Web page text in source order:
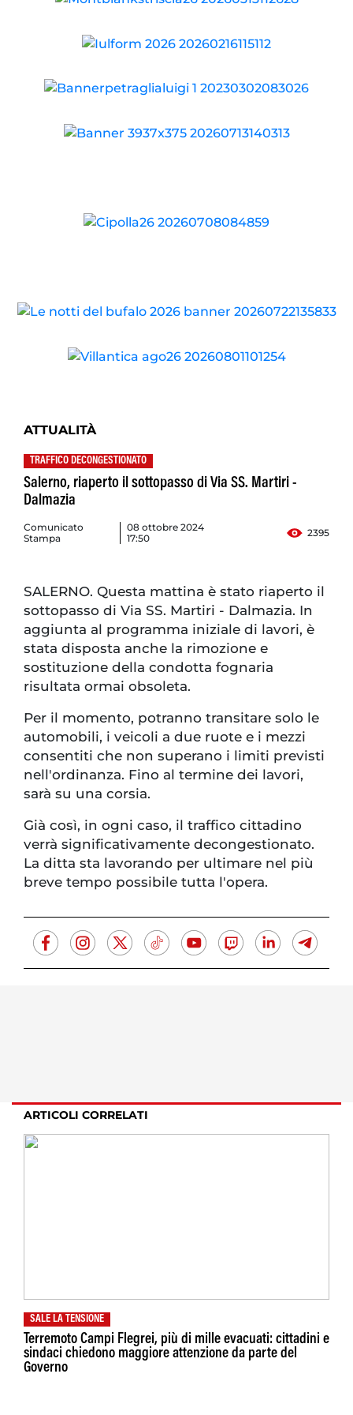
ATTUALITÀ
TRAFFICO DECONGESTIONATO
Salerno, riaperto il sottopasso di Via SS. Martiri -
Dalmazia
Comunicato
Stampa
08 ottobre 2024
17:50
2395
SALERNO. Questa mattina è stato riaperto il
sottopasso di Via SS. Martiri - Dalmazia. In
aggiunta al programma iniziale di lavori, è
stata disposta anche la rimozione e
sostituzione della condotta fognaria
risultata ormai obsoleta.
Per il momento, potranno transitare solo le
automobili, i veicoli a due ruote e i mezzi
consentiti che non superano i limiti previsti
nell'ordinanza. Fino al termine dei lavori,
sarà su una corsia.
Già così, in ogni caso, il traffico cittadino
verrà significativamente decongestionato.
La ditta sta lavorando per ultimare nel più
breve tempo possibile tutta l'opera.
ARTICOLI CORRELATI
SALE LA TENSIONE
Terremoto Campi Flegrei, più di mille evacuati: cittadini e
sindaci chiedono maggiore attenzione da parte del
Governo